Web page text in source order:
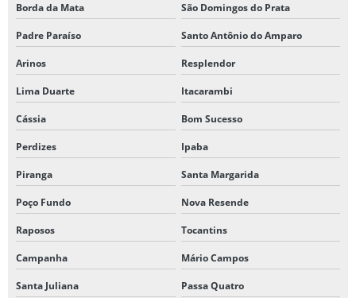
Borda da Mata São Domingos do Prata
Padre Paraíso Santo Antônio do Amparo
Arinos Resplendor
Lima Duarte Itacarambi
Cássia Bom Sucesso
Perdizes Ipaba
Piranga Santa Margarida
Poço Fundo Nova Resende
Raposos Tocantins
Campanha Mário Campos
Santa Juliana Passa Quatro